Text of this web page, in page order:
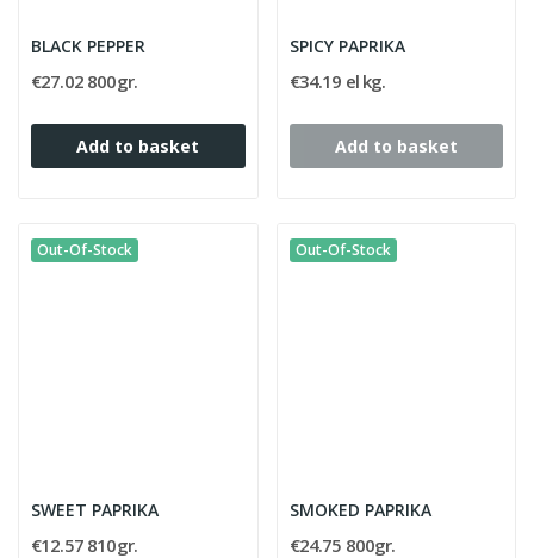
BLACK PEPPER
€27.02 800gr.
Add to basket
SPICY PAPRIKA
€34.19 el kg.
Add to basket
Out-Of-Stock
SWEET PAPRIKA
€12.57 810gr.
Out-Of-Stock
SMOKED PAPRIKA
€24.75 800gr.